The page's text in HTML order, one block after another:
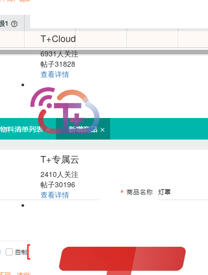
T+Cloud
6931人关注
帖子31828
查看详情
T+专属云
2410人关注
帖子30196
查看详情